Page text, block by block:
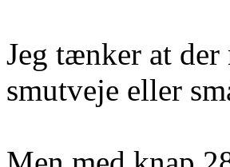
Jeg tænker at der
smutveje eller